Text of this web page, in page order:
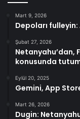
Mart 9, 2026
Depoları
Şubat 27, 2026
Netanyahu’dan,
konusunda
Eylül 20, 2025
Gemini, App
Mart 26, 2026
Dugin: